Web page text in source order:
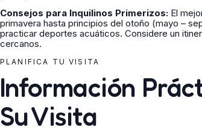
Consejos para Inquilinos Primerizos: El
primavera hasta principios del otoño (mayo –
practicar deportes acuáticos. Considere un
cercanos.
PLANIFICA TU VISITA
Información
Su Visita